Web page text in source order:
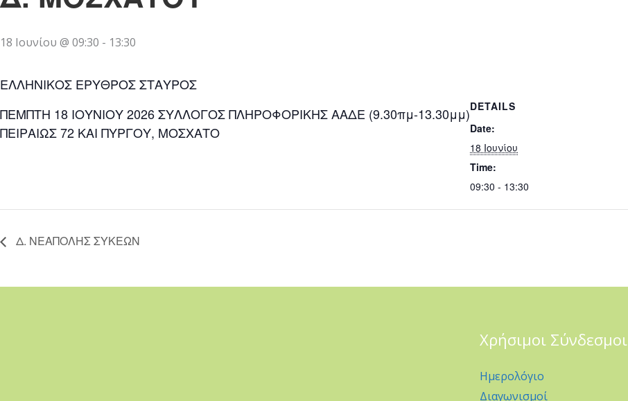
18 Ιουνίου @ 09:30 - 13:30
ΕΛΛΗΝΙΚΟΣ ΕΡΥΘΡΟΣ ΣΤΑΥΡΟΣ
ΠΕΜΠΤΗ 18 ΙΟΥΝΙΟΥ 2026 ΣΥΛΛΟΓΟΣ ΠΛΗΡΟΦΟΡΙΚΗΣ ΑΑΔΕ (9.30πμ-13.30μμ)
ΠΕΙΡΑΙΩΣ 72 ΚΑΙ ΠΥΡΓΟΥ, ΜΟΣΧΑΤΟ
DETAILS
Date:
18 Ιουνίου
Time:
09:30 - 13:30
Δ. ΝΕΑΠΟΛΗΣ ΣΥΚΕΩΝ
Χρήσιμοι Σύνδεσμοι
Ημερολόγιο
Διαγωνισμοί